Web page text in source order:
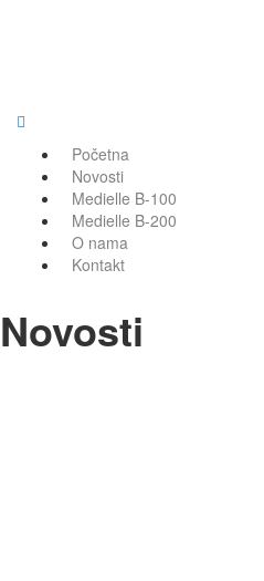
Početna
Novosti
Medielle B-100
Medielle B-200
O nama
Kontakt
Novosti